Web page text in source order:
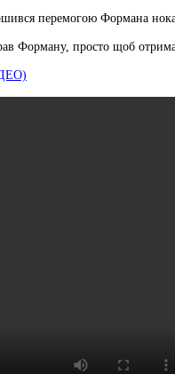
перемогою Формана
Форману, просто щоб